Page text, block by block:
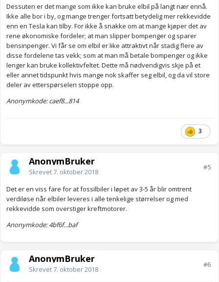
Dessuten er det mange som ikke kan bruke elbil på langt nær ennå.
Ikke alle bor i by, og mange trenger fortsatt betydelig mer rekkevidde
enn en Tesla kan tilby. For ikke å snakke om at mange kjøper det av
rene økonomiske fordeler; at man slipper bompenger og sparer
bensinpenger. Vi får se om elbil er like attraktivt når stadig flere av
disse fordelene tas vekk; som at man må betale bompenger og ikke
lenger kan bruke kollektivfeltet. Dette må nødvendigvis skje på et
eller annet tidspunkt hvis mange nok skaffer seg elbil, og da vil store
deler av etterspørselen stoppe opp.
Anonymkode: caef8...814
3
AnonymBruker
Skrevet7. oktober 2018
#5
Det er en viss fare for at fossilbiler i løpet av 3-5 år blir omtrent
verdiløse når elbiler leveres i alle tenkelige størrelser og med
rekkevidde som overstiger kreftmotorer.
Anonymkode: 4bf6f...baf
AnonymBruker
Skrevet7. oktober 2018
#6